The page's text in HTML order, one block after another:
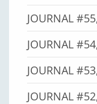
JOURNAL
JOURNAL
JOURNAL
JOURNAL